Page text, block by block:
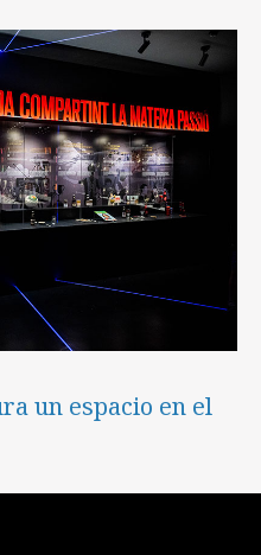
un espacio en el